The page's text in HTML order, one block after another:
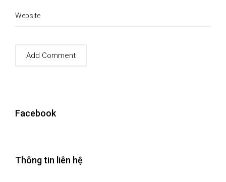
Website
Facebook
Thông tin liên hệ